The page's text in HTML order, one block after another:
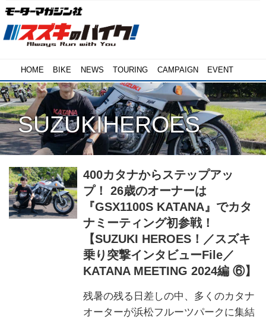
HOME BIKE NEWS TOURING CAMPAIGN EVENT
SUZUKIHEROES
400カタナからステップアッ
プ！ 26歳のオーナーは
『GSX1100S KATANA』でカタ
ナミーティング初参戦！
【SUZUKI HEROES！／スズキ
乗り突撃インタビューFile／
KATANA MEETING 2024編 ⑥】
残暑の残る日差しの中、多くのカタナ
オーターが浜松フルーツパークに集結